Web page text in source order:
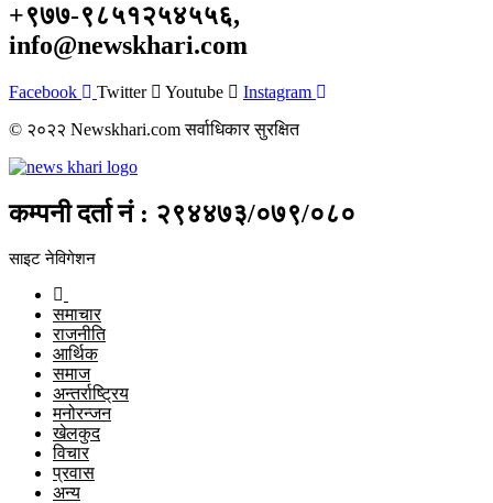
+९७७-९८५१२५४५५६,
info@newskhari.com
Facebook Twitter Youtube
Instagram
© २०२२ Newskhari.com सर्वाधिकार सुरक्षित
कम्पनी दर्ता नं : २९४४७३/०७९/०८०
साइट नेविगेशन
समाचार
राजनीति
आर्थिक
समाज
अन्तर्राष्ट्रिय
मनोरन्जन
खेलकुद
विचार
प्रवास
अन्य